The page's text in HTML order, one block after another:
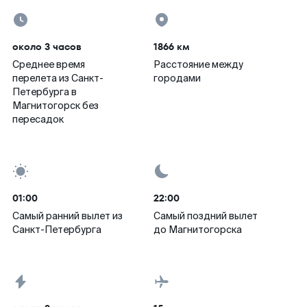
около 3 часов
Среднее время
перелета из Санкт-
Петербурга в
Магнитогорск без
пересадок
1866 км
Расстояние между
городами
01:00
Самый ранний вылет из
Санкт-Петербурга
22:00
Самый поздний вылет
до Магнитогорска